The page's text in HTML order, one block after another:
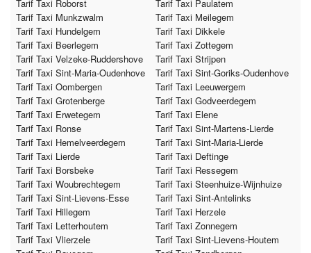
Tarif Taxi Roborst
Tarif Taxi Paulatem
Tarif Taxi Munkzwalm
Tarif Taxi Meilegem
Tarif Taxi Hundelgem
Tarif Taxi Dikkele
Tarif Taxi Beerlegem
Tarif Taxi Zottegem
Tarif Taxi Velzeke-Ruddershove
Tarif Taxi Strijpen
Tarif Taxi Sint-Maria-Oudenhove
Tarif Taxi Sint-Goriks-Oudenhove
Tarif Taxi Oombergen
Tarif Taxi Leeuwergem
Tarif Taxi Grotenberge
Tarif Taxi Godveerdegem
Tarif Taxi Erwetegem
Tarif Taxi Elene
Tarif Taxi Ronse
Tarif Taxi Sint-Martens-Lierde
Tarif Taxi Hemelveerdegem
Tarif Taxi Sint-Maria-Lierde
Tarif Taxi Lierde
Tarif Taxi Deftinge
Tarif Taxi Borsbeke
Tarif Taxi Ressegem
Tarif Taxi Woubrechtegem
Tarif Taxi Steenhuize-Wijnhuize
Tarif Taxi Sint-Lievens-Esse
Tarif Taxi Sint-Antelinks
Tarif Taxi Hillegem
Tarif Taxi Herzele
Tarif Taxi Letterhoutem
Tarif Taxi Zonnegem
Tarif Taxi Vlierzele
Tarif Taxi Sint-Lievens-Houtem